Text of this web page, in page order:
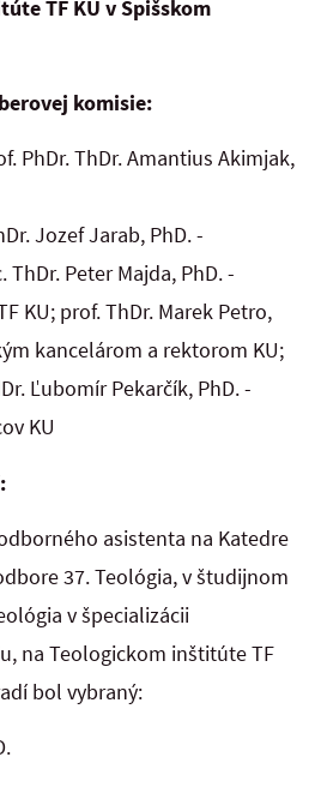
TF KU v Spišskom
komisie:
PhDr. ThDr. Amantius Akimjak,
Jozef Jarab, PhD. -
ThDr. Peter Majda, PhD. -
KU; prof. ThDr. Marek Petro,
kancelárom a rektorom KU;
Ľubomír Pekarčík, PhD. -
KU
asistenta na Katedre
37. Teológia, v študijnom
v špecializácii
na Teologickom inštitúte TF
bol vybraný: